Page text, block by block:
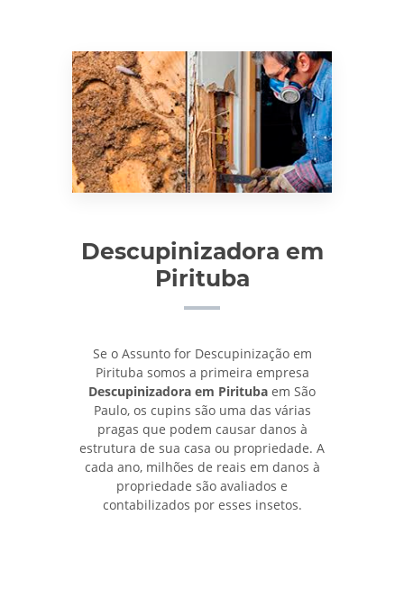
Descupinizadora em
Pirituba
Se o Assunto for Descupinização em
Pirituba somos a primeira empresa
Descupinizadora em Pirituba em São
Paulo, os cupins são uma das várias
pragas que podem causar danos à
estrutura de sua casa ou propriedade. A
cada ano, milhões de reais em danos à
propriedade são avaliados e
contabilizados por esses insetos.